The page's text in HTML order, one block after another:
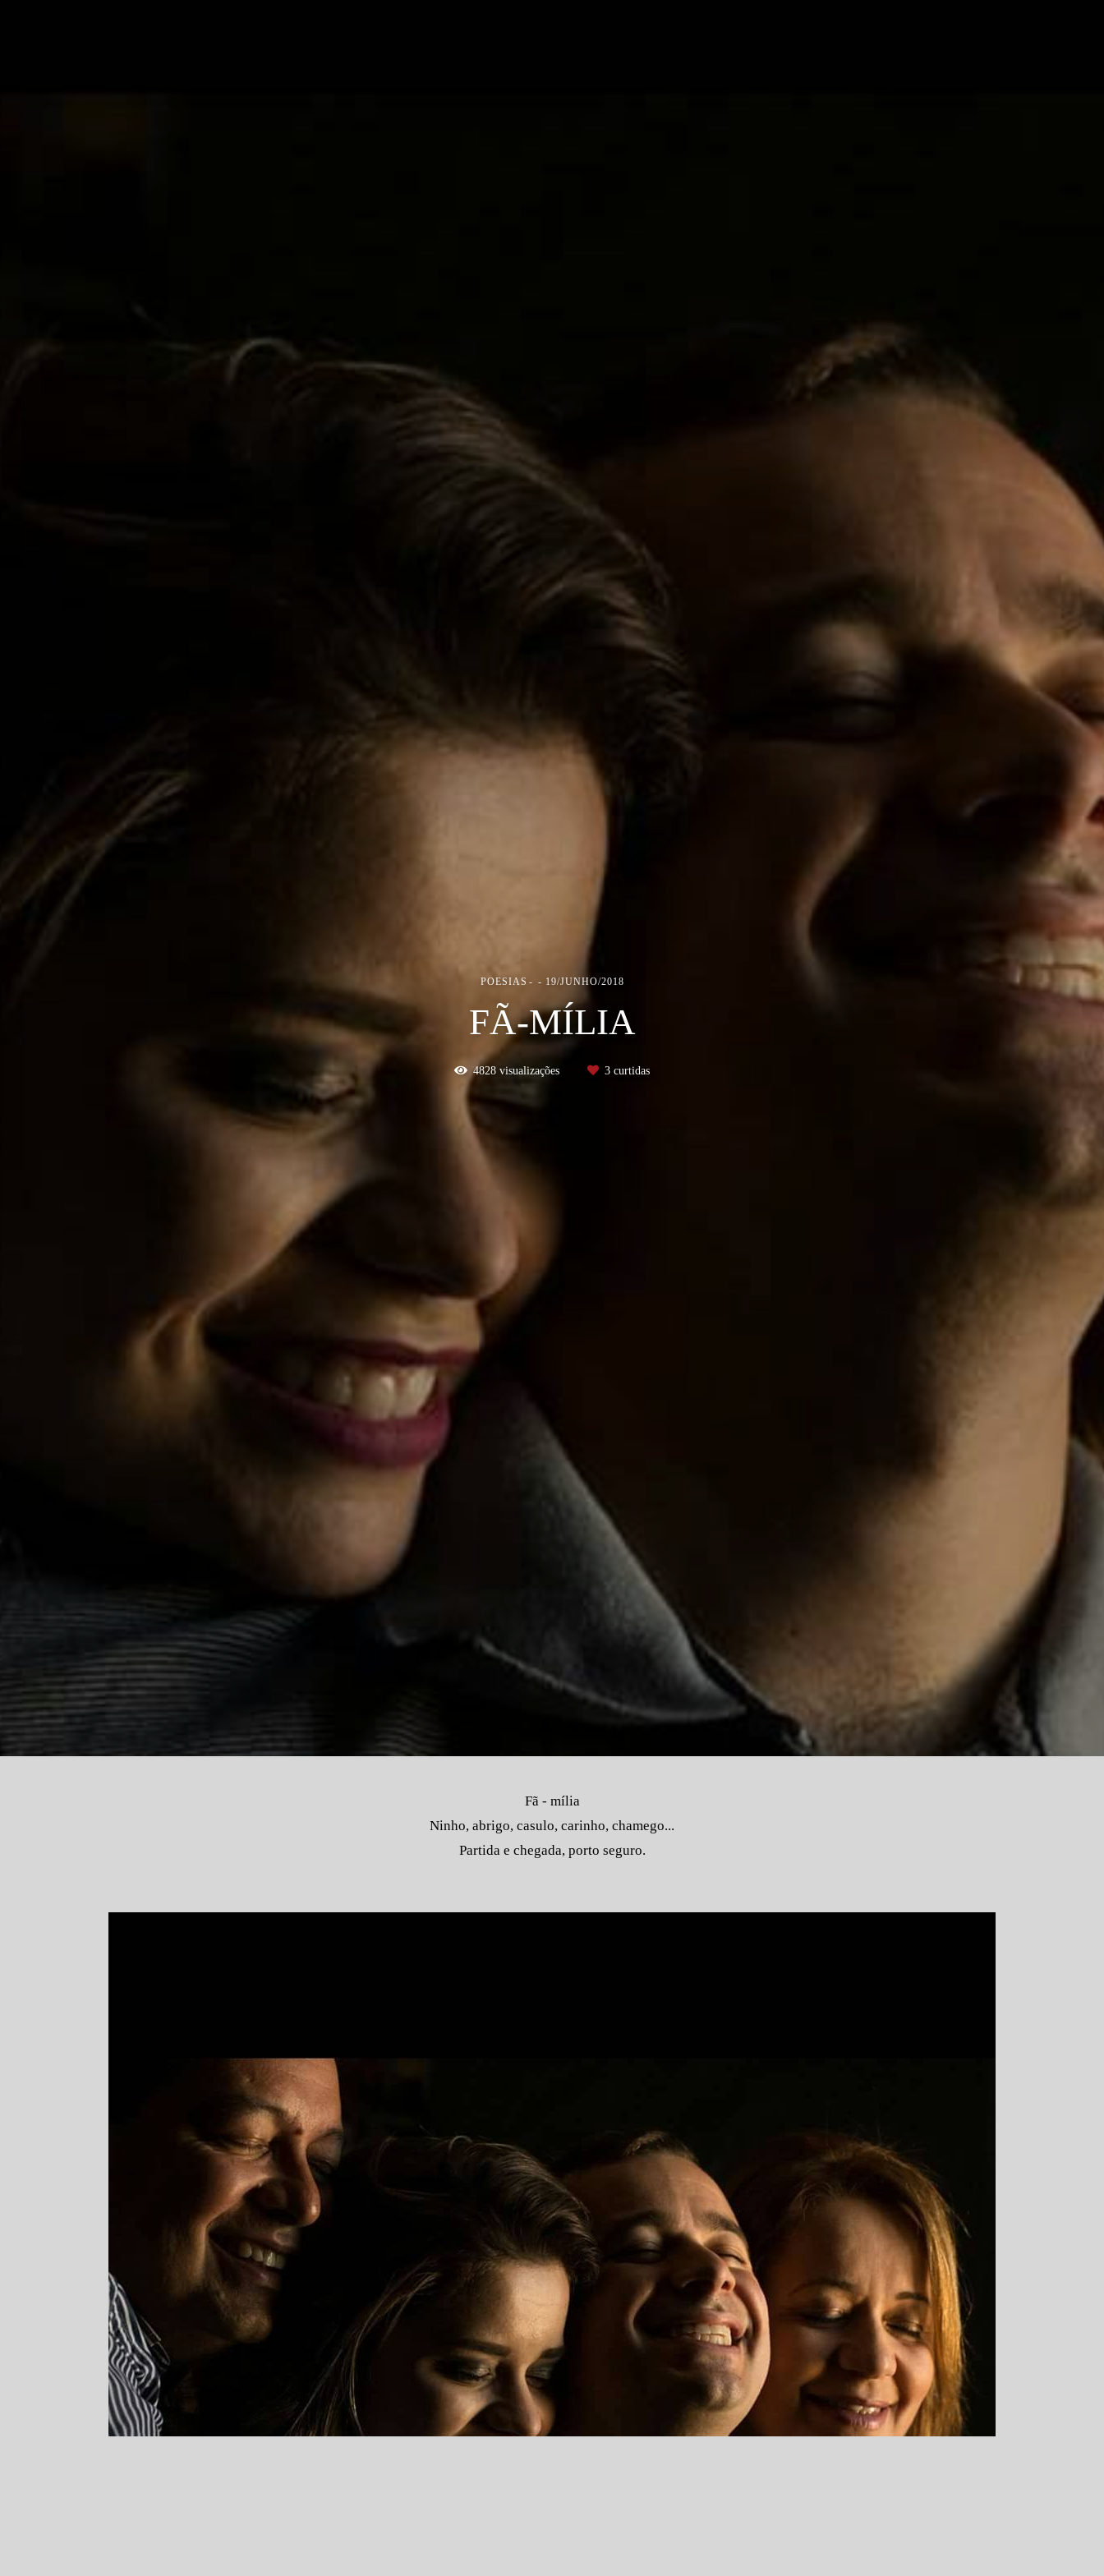
POESIAS 19/JUNHO/2018
FÃ-MÍLIA
4828 visualizações 3 curtidas
Fã - mília
Ninho, abrigo, casulo, carinho, chamego...
Partida e chegada, porto seguro.